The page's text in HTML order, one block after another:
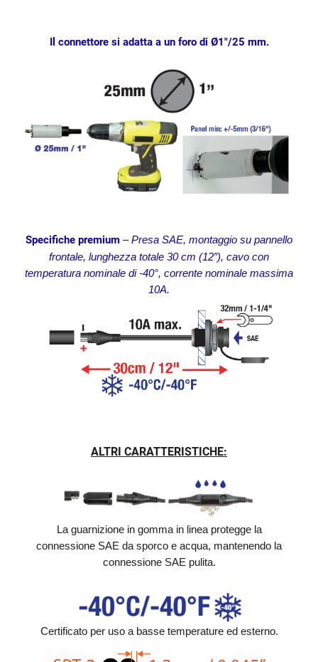
Il connettore si adatta a un foro di Ø1″/25 mm.
Specifiche premium – Presa SAE, montaggio su pannello
frontale, lunghezza totale 30 cm (12″), cavo con
temperatura nominale di -40°, corrente nominale massima
10A.
ALTRI CARATTERISTICHE:
La guarnizione in gomma in linea protegge la
connessione SAE da sporco e acqua, mantenendo la
connessione SAE pulita.
Certificato per uso a basse temperature ed esterno.